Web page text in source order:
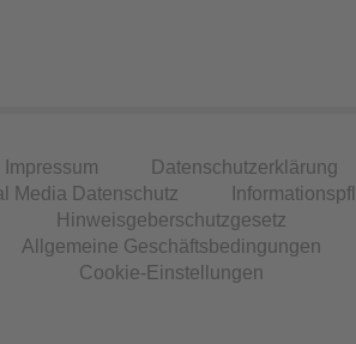
Impressum
Datenschutzerklärung
Media Datenschutz
Hinweisgeberschutzgesetz
Allgemeine Geschäftsbedingungen
Cookie-Einstellungen